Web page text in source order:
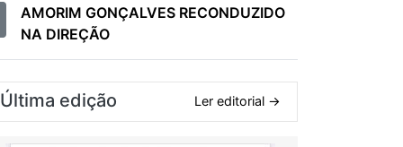
AMORIM GONÇALVES RECONDUZIDO
NA DIREÇÃO
Última edição Ler editorial →